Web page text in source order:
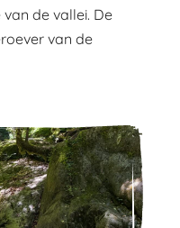
de vallei. De
van de